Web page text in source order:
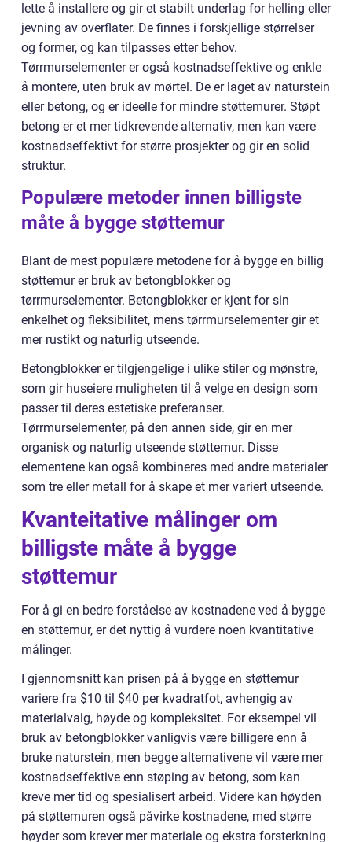
lette å installere og gir et stabilt underlag for helling eller
jevning av overflater. De finnes i forskjellige størrelser
og former, og kan tilpasses etter behov.
Tørrmurselementer er også kostnadseffektive og enkle
å montere, uten bruk av mørtel. De er laget av naturstein
eller betong, og er ideelle for mindre støttemurer. Støpt
betong er et mer tidkrevende alternativ, men kan være
kostnadseffektivt for større prosjekter og gir en solid
struktur.
Populære metoder innen billigste
måte å bygge støttemur
Blant de mest populære metodene for å bygge en billig
støttemur er bruk av betongblokker og
tørrmurselementer. Betongblokker er kjent for sin
enkelhet og fleksibilitet, mens tørrmurselementer gir et
mer rustikt og naturlig utseende.
Betongblokker er tilgjengelige i ulike stiler og mønstre,
som gir huseiere muligheten til å velge en design som
passer til deres estetiske preferanser.
Tørrmurselementer, på den annen side, gir en mer
organisk og naturlig utseende støttemur. Disse
elementene kan også kombineres med andre materialer
som tre eller metall for å skape et mer variert utseende.
Kvanteitative målinger om
billigste måte å bygge
støttemur
For å gi en bedre forståelse av kostnadene ved å bygge
en støttemur, er det nyttig å vurdere noen kvantitative
målinger.
I gjennomsnitt kan prisen på å bygge en støttemur
variere fra $10 til $40 per kvadratfot, avhengig av
materialvalg, høyde og kompleksitet. For eksempel vil
bruk av betongblokker vanligvis være billigere enn å
bruke naturstein, men begge alternativene vil være mer
kostnadseffektive enn støping av betong, som kan
kreve mer tid og spesialisert arbeid. Videre kan høyden
på støttemuren også påvirke kostnadene, med større
høyder som krever mer materiale og ekstra forsterkning